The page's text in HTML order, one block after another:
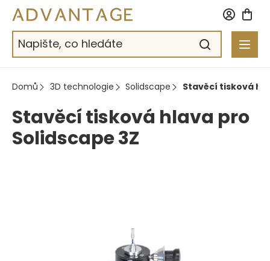
Přejít
obsah
Domů 3D technologie Solidscape Stavěcí tisková
Stavěcí tisková hlava pro
Solidscape 3Z